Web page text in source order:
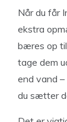
Når du får
ekstra
bæres op
tage dem
end vand
du sætter